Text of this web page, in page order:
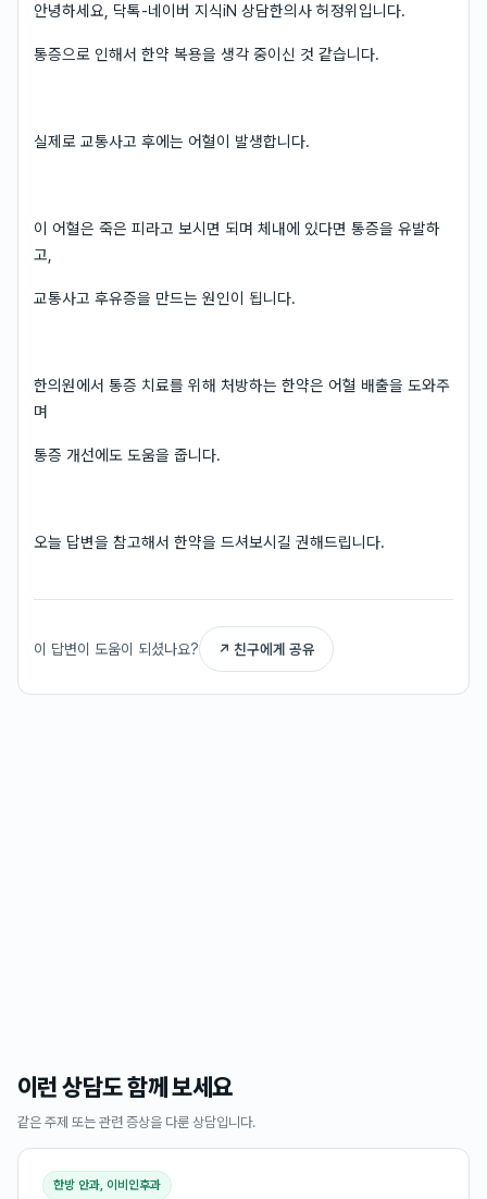
안녕하세요, 닥톡-네이버 지식iN 상담한의사 허정위입니다.
통증으로 인해서 한약 복용을 생각 중이신 것 같습니다.
실제로 교통사고 후에는 어혈이 발생합니다.
이 어혈은 죽은 피라고 보시면 되며 체내에 있다면 통증을 유발하
고,
교통사고 후유증을 만드는 원인이 됩니다.
한의원에서 통증 치료를 위해 처방하는 한약은 어혈 배출을 도와주
며
통증 개선에도 도움을 줍니다.
오늘 답변을 참고해서 한약을 드셔보시길 권해드립니다.
이 답변이 도움이 되셨나요? ↗ 친구에게 공유
이런 상담도 함께 보세요
같은 주제 또는 관련 증상을 다룬 상담입니다.
한방 안과, 이비인후과